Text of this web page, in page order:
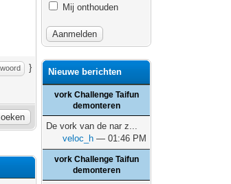
}
Mij onthouden
Nieuwe berichten
vork Challenge Taifun
demonteren
De vork van de nar z...
veloc_h — 01:46 PM
vork Challenge Taifun
demonteren